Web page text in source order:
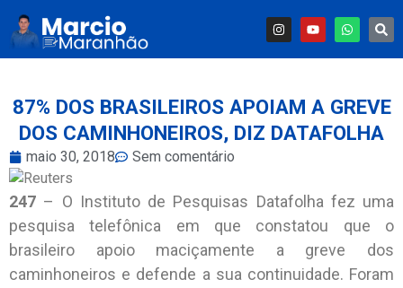
87% DOS BRASILEIROS APOIAM A GREVE
DOS CAMINHONEIROS, DIZ DATAFOLHA
maio 30, 2018 Sem comentário
247 – O Instituto de Pesquisas Datafolha fez uma
pesquisa telefônica em que constatou que o
brasileiro apoio maciçamente a greve dos
caminhoneiros e defende a sua continuidade. Foram